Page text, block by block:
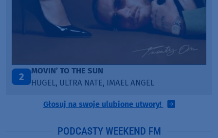
3
TAŃCZ!
BLETKA
Głosuj na swoje ulubione utwory!
PODCASTY WEEKEND FM